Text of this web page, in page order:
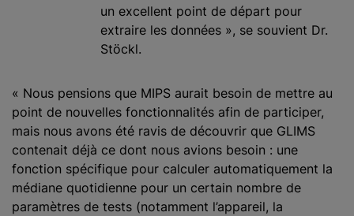
un excellent point de départ pour
extraire les données », se souvient Dr.
Stöckl.
« Nous pensions que MIPS aurait besoin de mettre au
point de nouvelles fonctionnalités afin de participer,
mais nous avons été ravis de découvrir que GLIMS
contenait déjà ce dont nous avions besoin : une
fonction spécifique pour calculer automatiquement la
médiane quotidienne pour un certain nombre de
paramètres de tests (notamment l’appareil, la